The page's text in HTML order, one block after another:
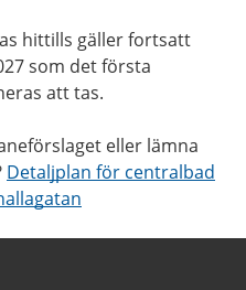
hittills gäller fortsatt
som det första
att tas.
eller lämna
Detaljplan för centralbad